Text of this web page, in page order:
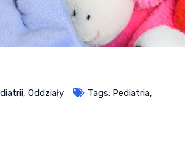
, Oddziały Tags: Pediatria,